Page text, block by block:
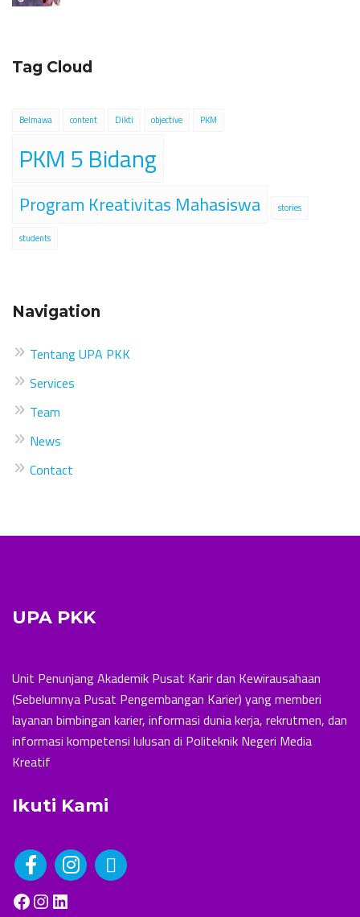
Tag Cloud
Belmawa content Dikti objective PKM
PKM 5 Bidang
Program Kreativitas Mahasiswa stories
students
Navigation
Tentang UPA PKK
Services
Team
News
Contact
UPA PKK
Unit Penunjang Akademik Pusat Karir dan Kewirausahaan
(Sebelumnya Pusat Pengembangan Karier) yang memberi
layanan bimbingan karier, informasi dunia kerja, rekrutmen, dan
informasi kompetensi lulusan di Politeknik Negeri Media
Kreatif
Ikuti Kami
Facebook
Instagram
LinkedIn